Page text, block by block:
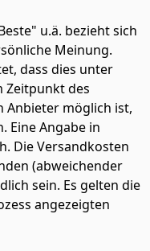
und AgileArray-
Leistung und
dank 5
Rescue Data
und
Festplatten nutzen
(CMR) für
im Dauerbetrieb,
Zugriff auf ihre
Leistung von
MTBF und 5 Jahre
u.ä. bezieht sich
Meinung.
dass dies unter
Zeitpunkt des
Anbieter möglich ist,
Eine Angabe in
Die Versandkosten
(abweichender
sein. Es gelten die
angezeigten